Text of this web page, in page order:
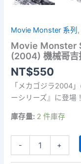
Movie Monster 系列 ,
Movie Monster
(2004) 機械哥
NT$550
「メカゴジラ2004
ーシリーズ』に登場！
庫存量: 2 件庫存
- +